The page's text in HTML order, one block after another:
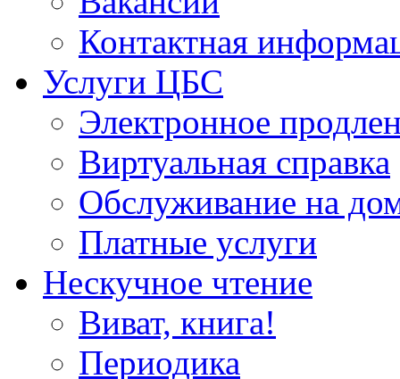
Контактная
Услуги ЦБС
Электронное
Виртуальная справка
Обслуживание на
Платные услуги
Нескучное чтение
Виват, книга!
Периодика